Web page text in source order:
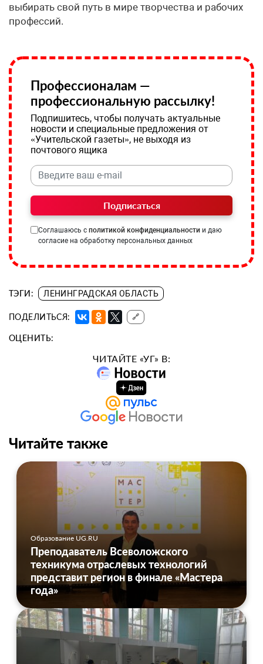
выбирать свой путь в мире творчества и рабочих
профессий.
Профессионалам —
профессиональную рассылку!
Подпишитесь, чтобы получать актуальные
новости и специальные предложения от
«Учительской газеты», не выходя из
почтового ящика
Подписаться
Соглашаюсь с политикой конфиденциальности и даю
согласие на обработку персональных данных
ТЭГИ: ЛЕНИНГРАДСКАЯ ОБЛАСТЬ
ПОДЕЛИТЬСЯ: 🔗
ОЦЕНИТЬ:
ЧИТАЙТЕ «УГ» В:
Читайте также
Образование UG.RU
Преподаватель Всеволожского
техникума отраслевых технологий
представит регион в финале «Мастера
года»